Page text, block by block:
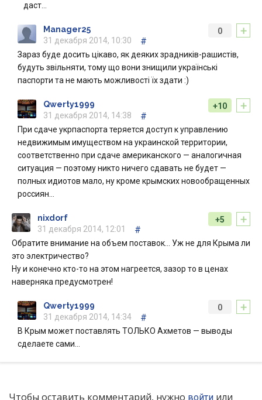
даст…
+
0
Manager25
31 декабря 2014, 10:30
#
Зараз буде досить цікаво, як деяких зрадників-рашистів,
будуть звільняти, тому що вони знищили українські
паспорти та не мають можливості їх здати :)
+
+10
Qwerty1999
31 декабря 2014, 14:38
#
При сдаче укрпаспорта теряется доступ к управлению
недвижимым имуществом на украинской территории,
соответственно при сдаче американского — аналогичная
ситуация — поэтому никто ничего сдавать не будет —
полных идиотов мало, ну кроме крымских новообращенных
россиян…
+
+5
nixdorf
31 декабря 2014, 12:01
#
Обратите внимание на объем поставок… Уж не для Крыма ли
это электричество?
Ну и конечно кто-то на этом нагреется, зазор то в ценах
наверняка предусмотрен!
+
0
Qwerty1999
31 декабря 2014, 14:34
#
В Крым может поставлять ТОЛЬКО Ахметов — выводы
сделаете сами…
Чтобы оставить комментарий, нужно войти или